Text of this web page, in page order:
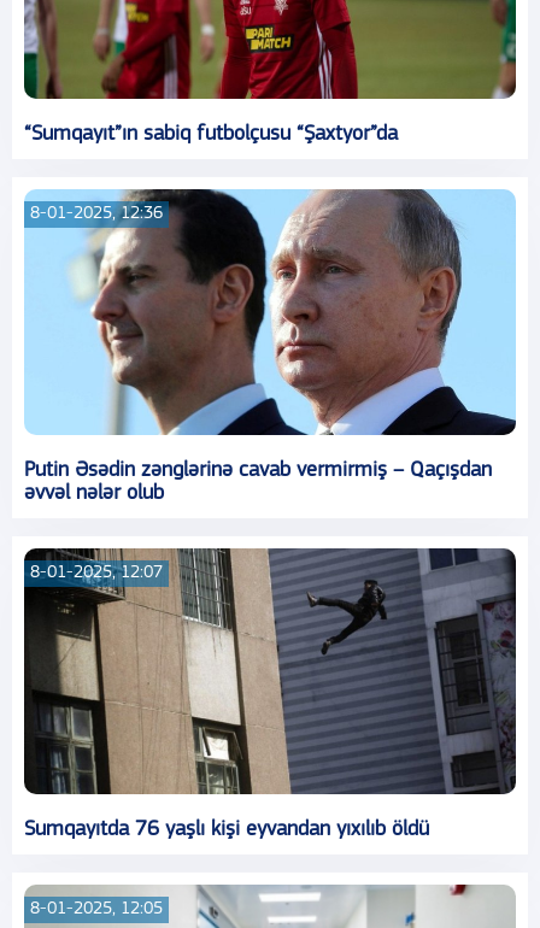
“Sumqayıt”ın sabiq futbolçusu “Şaxtyor”da
8-01-2025, 12:36
Putin Əsədin zənglərinə cavab vermirmiş – Qaçışdan
əvvəl nələr olub
8-01-2025, 12:07
Sumqayıtda 76 yaşlı kişi eyvandan yıxılıb öldü
8-01-2025, 12:05